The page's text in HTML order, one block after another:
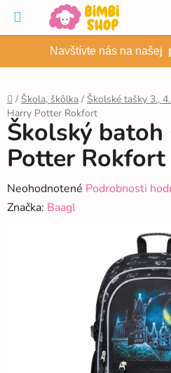
obsah
Navštívte nás na našej
Domov
/ Škola, škôlka / Školské tašky 3.,
Harry Potter Rokfort
Školský batoh
Potter Rokfort
Priemerné
hodnotenie
Neohodnotené Podrobnosti
Značka: Baagl